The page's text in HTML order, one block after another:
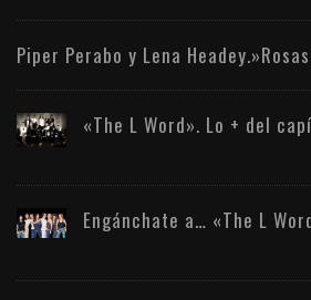
Piper Perabo y Lena
«The L Word». Lo + del
Engánchate a… «The L